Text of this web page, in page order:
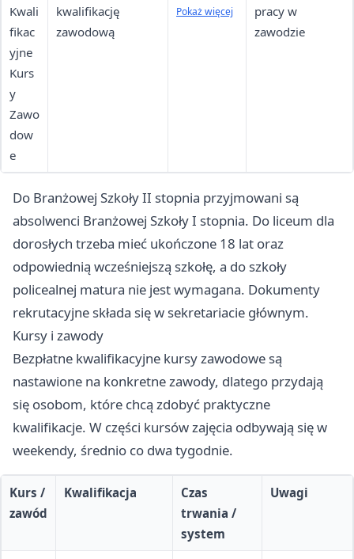
Kwali
fikac
yjne
Kurs
y
Zawo
dow
e
kwalifikację
zawodową
zajęcia
Pokaż więcej
pracy w
zawodzie
Do Branżowej Szkoły II stopnia przyjmowani są
absolwenci Branżowej Szkoły I stopnia. Do liceum dla
dorosłych trzeba mieć ukończone 18 lat oraz
odpowiednią wcześniejszą szkołę, a do szkoły
policealnej matura nie jest wymagana. Dokumenty
rekrutacyjne składa się w sekretariacie głównym.
Kursy i zawody
Bezpłatne kwalifikacyjne kursy zawodowe są
nastawione na konkretne zawody, dlatego przydają
się osobom, które chcą zdobyć praktyczne
kwalifikacje. W części kursów zajęcia odbywają się w
weekendy, średnio co dwa tygodnie.
Kurs /
zawód
Kwalifikacja
Czas
trwania /
system
Uwagi